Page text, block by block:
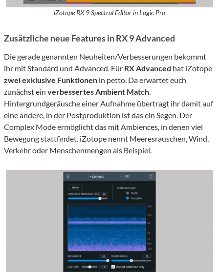
iZotope RX 9 Spectral Editor in Logic Pro
Zusätzliche neue Features in RX 9 Advanced
Die gerade genannten Neuheiten/Verbesserungen bekommt
ihr mit Standard und Advanced. Für RX Advanced hat iZotope
zweiexklusive Funktionen in petto. Da erwartet euch
zunächst ein verbessertes Ambient Match
Hintergrundgeräusche einer Aufnahme übertragt ihr damit auf
eine andere, in der Postproduktion ist das ein Segen. Der
Complex Mode ermöglicht das mit Ambiences, in denen viel
Bewegung stattfindet. iZotope nennt Meeresrauschen, Wind,
Verkehr oder Menschenmengen als Beispiel.